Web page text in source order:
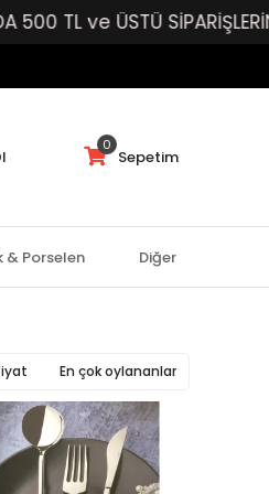
TL ve ÜSTÜ
0
Sepetim
& Porselen Diğer
En çok oylananlar